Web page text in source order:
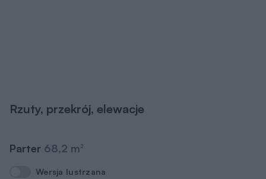
Rzuty, przekrój, elewacje
Parter 68,2 m2
Wersja lustrzana
Wersja lustrzana